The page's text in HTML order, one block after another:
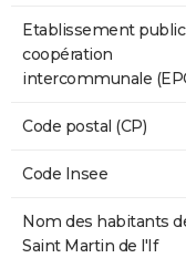
Etablissement
coopération
intercommunale
Code postal (CP)
Code Insee
Nom des habitants
Saint Martin de l'If